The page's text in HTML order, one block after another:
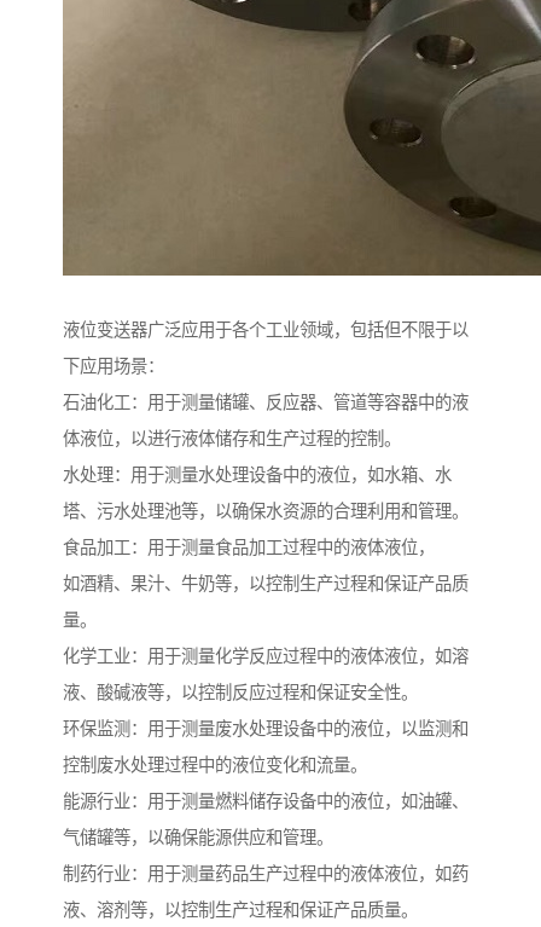
液位变送器广泛应用于各个工业领域，包括但不限于以
下应用场景：
石油化工：用于测量储罐、反应器、管道等容器中的液
体液位，以进行液体储存和生产过程的控制。
水处理：用于测量水处理设备中的液位，如水箱、水
塔、污水处理池等，以确保水资源的合理利用和管理。
食品加工：用于测量食品加工过程中的液体液位，
如酒精、果汁、牛奶等，以控制生产过程和保证产品质
量。
化学工业：用于测量化学反应过程中的液体液位，如溶
液、酸碱液等，以控制反应过程和保证安全性。
环保监测：用于测量废水处理设备中的液位，以监测和
控制废水处理过程中的液位变化和流量。
能源行业：用于测量燃料储存设备中的液位，如油罐、
气储罐等，以确保能源供应和管理。
制药行业：用于测量药品生产过程中的液体液位，如药
液、溶剂等，以控制生产过程和保证产品质量。